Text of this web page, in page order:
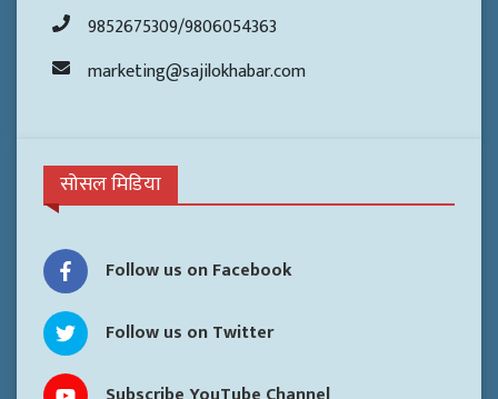
9852675309/9806054363
marketing@sajilokhabar.com
सोसल मिडिया
Follow us on Facebook
Follow us on Twitter